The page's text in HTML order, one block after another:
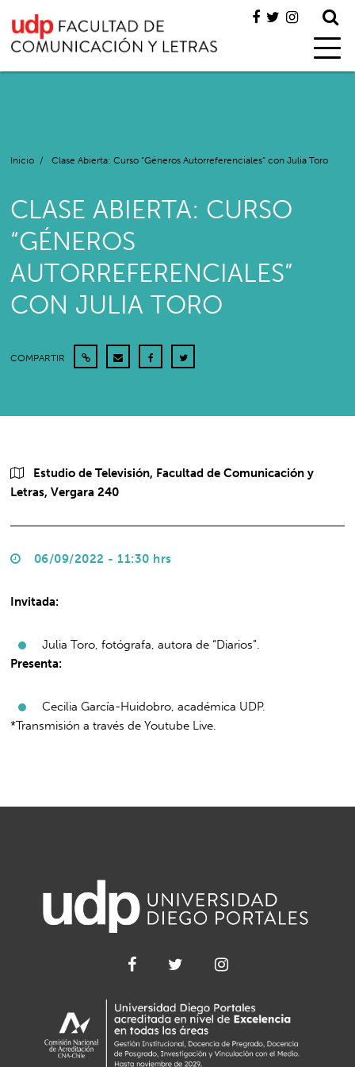
Inicio / Clase Abierta: Curso “Géneros Autorreferenciales” con Julia Toro
CLASE ABIERTA: CURSO
“GÉNEROS
AUTORREFERENCIALES”
CON JULIA TORO
COMPARTIR
Estudio de Televisión, Facultad de Comunicación y
Letras, Vergara 240
06/09/2022 - 11:30 hrs
Invitada:
Julia Toro, fotógrafa, autora de “Diarios”.
Presenta:
Cecilia García-Huidobro, académica UDP.
*Transmisión a través de Youtube Live.